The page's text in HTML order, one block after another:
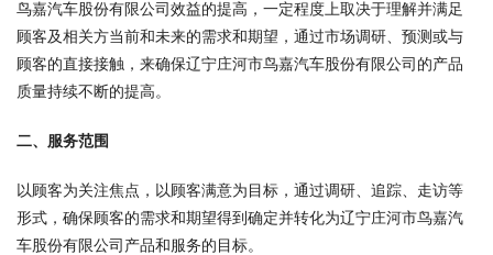
鸟嘉汽车股份有限公司效益的提高，一定程度上取决于理解并满足
顾客及相关方当前和未来的需求和期望，通过市场调研、预测或与
顾客的直接接触，来确保辽宁庄河市鸟嘉汽车股份有限公司的产品
质量持续不断的提高。
二、服务范围
以顾客为关注焦点，以顾客满意为目标，通过调研、追踪、走访等
形式，确保顾客的需求和期望得到确定并转化为辽宁庄河市鸟嘉汽
车股份有限公司产品和服务的目标。